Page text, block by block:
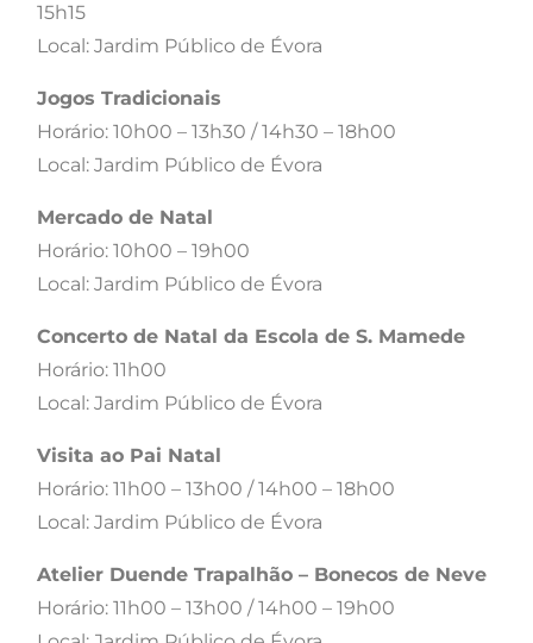
15h15
Local: Jardim Público de Évora
Jogos Tradicionais
Horário: 10h00 – 13h30 / 14h30 – 18h00
Local: Jardim Público de Évora
Mercado de Natal
Horário: 10h00 – 19h00
Local: Jardim Público de Évora
Concerto de Natal da Escola de S. Mamede
Horário: 11h00
Local: Jardim Público de Évora
Visita ao Pai Natal
Horário: 11h00 – 13h00 / 14h00 – 18h00
Local: Jardim Público de Évora
Atelier Duende Trapalhão – Bonecos de Neve
Horário: 11h00 – 13h00 / 14h00 – 19h00